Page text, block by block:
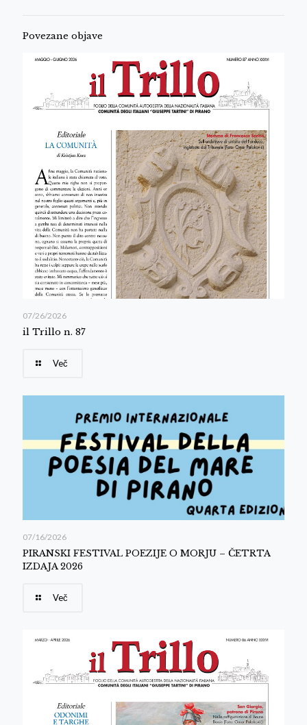
Povezane objave
07/26/2026
il Trillo n. 87
Več
07/16/2026
PIRANSKI FESTIVAL POEZIJE O MORJU – ČETRTA
IZDAJA 2026
Več